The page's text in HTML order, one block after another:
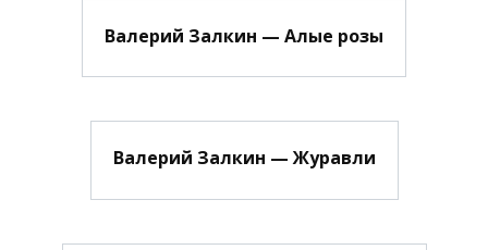
Валерий Залкин — Алые розы
Валерий Залкин — Журавли